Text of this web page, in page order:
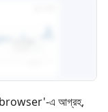
browser'-এ আগ্রহ,